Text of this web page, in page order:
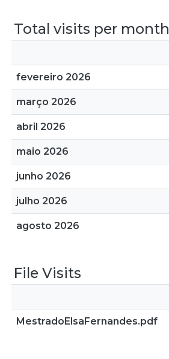
Total visits per month
fevereiro 2026
março 2026
abril 2026
maio 2026
junho 2026
julho 2026
agosto 2026
File Visits
MestradoElsaFernandes.pdf